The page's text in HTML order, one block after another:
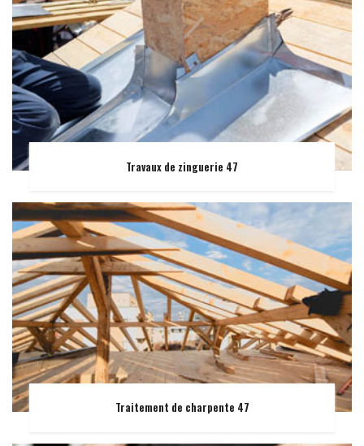
Travaux de zinguerie 47
Traitement de charpente 47